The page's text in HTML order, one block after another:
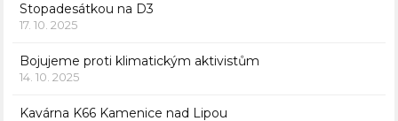
Stopadesátkou na D3
17. 10. 2025
Bojujeme proti klimatickým aktivistům
14. 10. 2025
Kavárna K66 Kamenice nad Lipou